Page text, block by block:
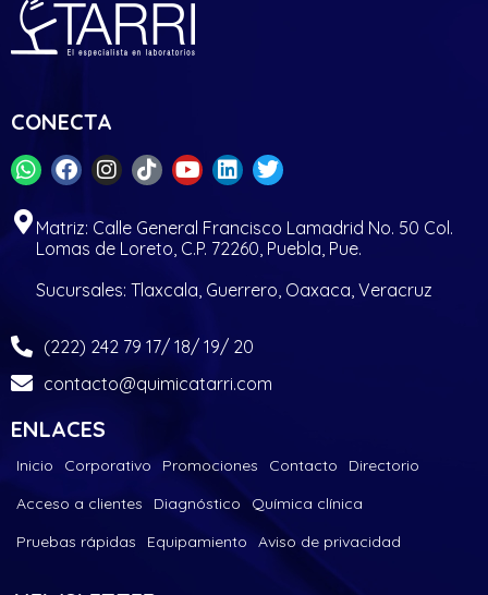
CONECTA
Matriz: Calle General Francisco Lamadrid No. 50 Col.
Lomas de Loreto, C.P. 72260, Puebla, Pue.
Sucursales: Tlaxcala, Guerrero, Oaxaca, Veracruz
(222) 242 79 17/ 18/ 19/ 20
contacto@quimicatarri.com
ENLACES
Inicio Corporativo Promociones Contacto
Directorio
Acceso a clientes
Diagnóstico
Química clínica
Pruebas rápidas
Equipamiento Aviso de privacidad